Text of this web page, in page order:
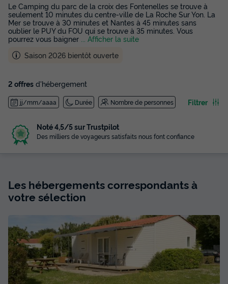
Le Camping du parc de la croix des Fontenelles se trouve à
seulement 10 minutes du centre-ville de La Roche Sur Yon. La
Mer se trouve à 30 minutes et Nantes à 45 minutes sans
oublier le PUY du FOU qui se trouve à 35 minutes. Vous
pourrez vous baigner
... Afficher la suite
Saison 2026 bientôt ouverte
2 offres d'hébergement
jj/mm/aaaa Durée Nombre de personnes Filtrer
Noté 4,5/5 sur Trustpilot
Des milliers de voyageurs satisfaits nous font confiance
Les hébergements correspondants à
votre sélection